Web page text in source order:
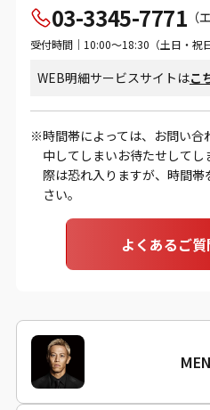
03-3345-7771 （
受付時間｜10:00～18:30（土日・祝
WEB明細サービスサイトはこ
時間帯によっては、お問い
中してしまいお待たせして
際は恐れ入りますが、時間
さい。
よくあるご